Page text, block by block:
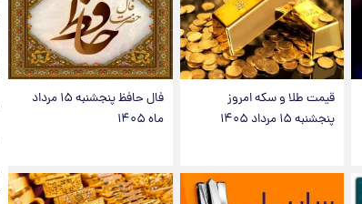
قیمت طلا و سکه امروز
پنجشنبه ۱۵ مرداد ۱۴۰۵
فال حافظ پنجشنبه ۱۵ مرداد
ماه ۱۴۰۵